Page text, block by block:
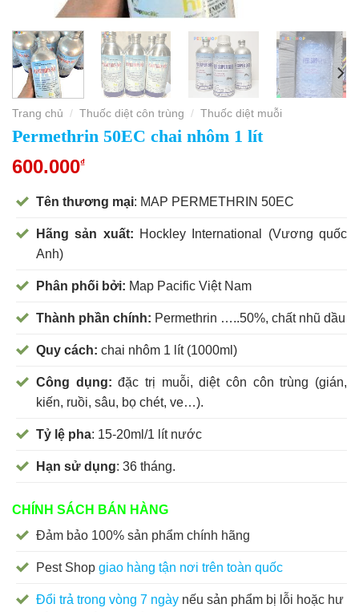
Trang chủ / Thuốc diệt côn trùng / Thuốc diệt muỗi
Permethrin 50EC chai nhôm 1 lít
600.000₫
Tên thương mại: MAP PERMETHRIN 50EC
Hãng sản xuất: Hockley International (Vương quốc
Anh)
Phân phối bởi: Map Pacific Việt Nam
Thành phần chính: Permethrin …..50%, chất nhũ dầu
Quy cách: chai nhôm 1 lít (1000ml)
Công dụng: đặc trị muỗi, diệt côn côn trùng (gián,
kiến, ruồi, sâu, bọ chét, ve…).
Tỷ lệ pha: 15-20ml/1 lít nước
Hạn sử dụng: 36 tháng.
CHÍNH SÁCH BÁN HÀNG
Đảm bảo 100% sản phẩm chính hãng
Pest Shop giao hàng tận nơi trên toàn quốc
Đổi trả trong vòng 7 ngày nếu sản phẩm bị lỗi hoặc hư